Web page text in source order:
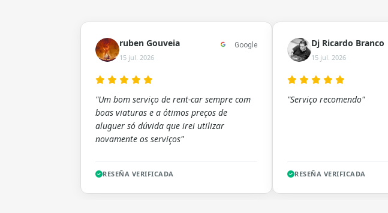
ruben Gouveia
15 jul. 2026
Google
"Um bom serviço de rent-car sempre com
boas viaturas e a ótimos preços de
aluguer só dúvida que irei utilizar
novamente os serviços"
RESEÑA VERIFICADA
Dj Ricardo Branco
15 jul. 2026
"Serviço recomendo"
RESEÑA VERIFICADA